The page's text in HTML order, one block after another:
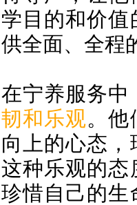
学目的和价
供全面、全程
在宁养服务中
韧和乐观。他
向上的心态
这种乐观的态
珍惜自己的生